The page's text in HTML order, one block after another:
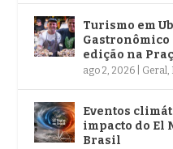
Turismo em
Gastronômico
edição na
ago 2, 2026 Geral,
Eventos
impacto do El
Brasil